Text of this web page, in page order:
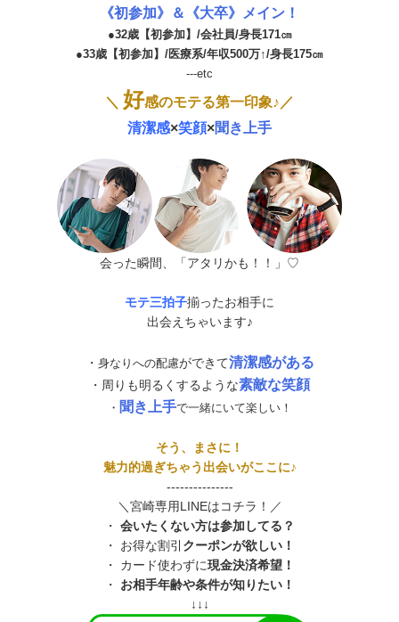
《初参加》＆《大卒》メイン！
●32歳【初参加】/会社員/身長171㎝
●33歳【初参加】/医療系/年収500万↑/身長175㎝
---etc
＼ 好感のモテる第一印象♪／
清潔感×笑顔×聞き上手
会った瞬間、「アタリかも！！」♡
モテ三拍子揃ったお相手に
出会えちゃいます♪
・ 身なりへの配慮ができて清潔感がある
・周りも明るくするような素敵な笑顔
・ 聞き上手で一緒にいて楽しい！
そう、まさに！
魅力的過ぎちゃう出会いがここに♪
---------------
＼宮崎専用LINEはコチラ！／
・ 会いたくない方は参加してる？
・ お得な割引 クーポンが欲しい！
・ カード使わずに現金決済希望！
・
お相手年齢や条件が知りたい！
↓↓↓